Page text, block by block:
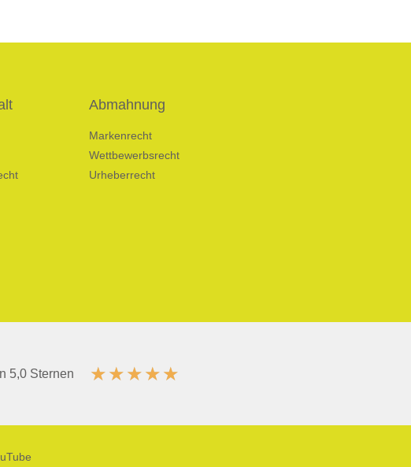
Abmahnung
Markenrecht
Wettbewerbsrecht
Urheberrecht
5,0 Sternen ★★★★★